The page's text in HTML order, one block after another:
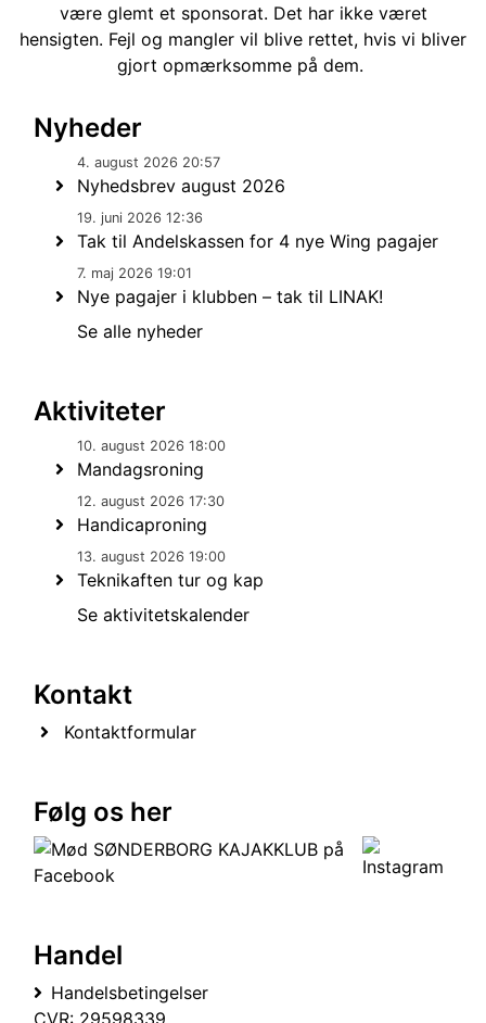
være glemt et sponsorat. Det har ikke været
hensigten. Fejl og mangler vil blive rettet, hvis vi bliver
gjort opmærksomme på dem.
Nyheder
4. august 2026 20:57
Nyhedsbrev august 2026
19. juni 2026 12:36
Tak til Andelskassen for 4 nye Wing pagajer
7. maj 2026 19:01
Nye pagajer i klubben – tak til LINAK!
Se alle nyheder
Aktiviteter
10. august 2026 18:00
Mandagsroning
12. august 2026 17:30
Handicaproning
13. august 2026 19:00
Teknikaften tur og kap
Se aktivitetskalender
Kontakt
Kontaktformular
Følg os her
Handel
Handelsbetingelser
CVR: 29598339